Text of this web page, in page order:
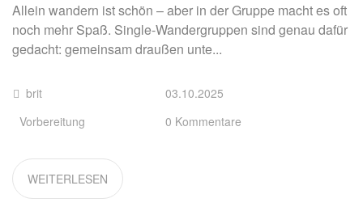
Allein wandern ist schön – aber in der Gruppe macht es oft
noch mehr Spaß. Single-Wandergruppen sind genau dafür
gedacht: gemeinsam draußen unte...
brit
Vorbereitung
03.10.2025
0 Kommentare
WEITERLESEN